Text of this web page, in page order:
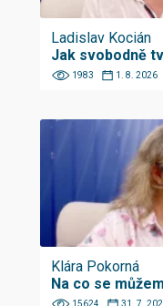
Ladislav Kocián
Jak svobodně
1983 1. 8. 2026
Klára Pokorná
Na co se
15624 31. 7.